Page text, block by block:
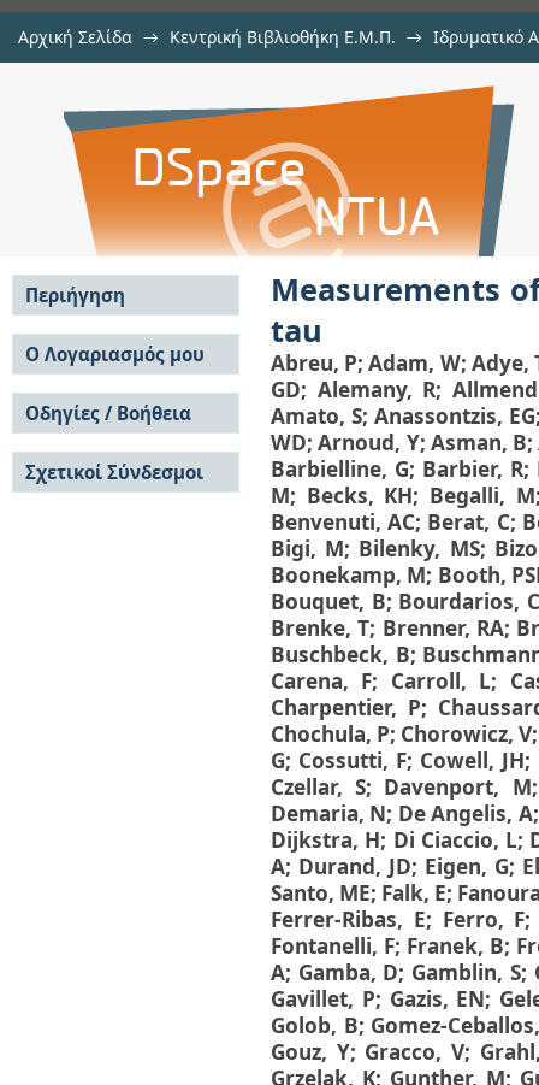
Αρχική Σελίδα → Κεντρική Βιβλιοθήκη Ε.Μ.Π. → Ιδρυματικό
Measurements of the leptonic
Measurements
tau
Abreu, P;Adam, W; Adye,
GD; Alemany, R;
Amato, S; Anassontzis, EG
WD;Arnoud, Y; Asman, B;
Barbielline, G; Barbier, R;
M; Becks, KH; Begalli, M
Benvenuti, AC; Berat, C;
Bigi, M; Bilenky, MS;
Boonekamp, M; Booth,
Bouquet, B; Bourdarios,
Brenke, T; Brenner, RA;
Buschbeck, B;
Carena, F; Carroll, L;
Charpentier, P;
Chochula, P; Chorowicz, V
G; Cossutti, F; Cowell, JH;
Czellar, S; Davenport, M
Demaria, N; De Angelis, A
Dijkstra, H; Di Ciaccio, L;
A; Durand, JD; Eigen, G;
Santo, ME; Falk, E;
Ferrer-Ribas, E; Ferro, F
Fontanelli, F; Franek, B;
A; Gamba, D; Gamblin, S;
Gavillet, P; Gazis, EN;
Golob, B; Gomez-
Gouz, Y; Gracco, V;
Grzelak, K; Gunther, M;
Περιήγηση
Σε όλο το DSpace
Κοινότητες & Συλλογές
Ανά Ημερομηνία
Έκδοσης
Συγγραφείς
Τίτλοι
Θέματα
Ο Λογαριασμός μου
Σύνδεση
Εγγραφή
Οδηγίες / Βοήθεια
Οδηγίες Υποβολής
Οδηγίες Χρήσης ΙΑ
Συχνές Ερωτήσεις
Σχετικοί Σύνδεσμοι